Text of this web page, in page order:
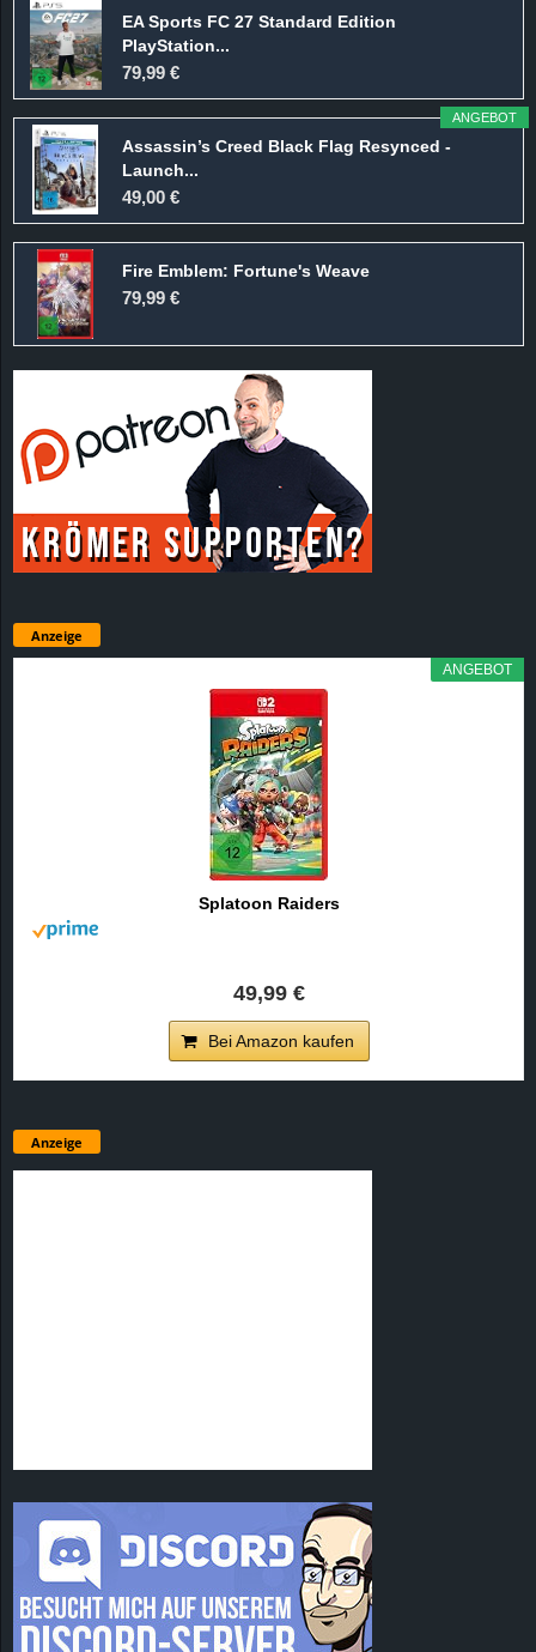
EA Sports FC 27 Standard Edition
PlayStation...
79,99 €
ANGEBOT
Assassin’s Creed Black Flag Resynced -
Launch...
49,00 €
Fire Emblem: Fortune's Weave
79,99 €
Anzeige
ANGEBOT
Splatoon Raiders
49,99 €
Bei Amazon kaufen
Anzeige